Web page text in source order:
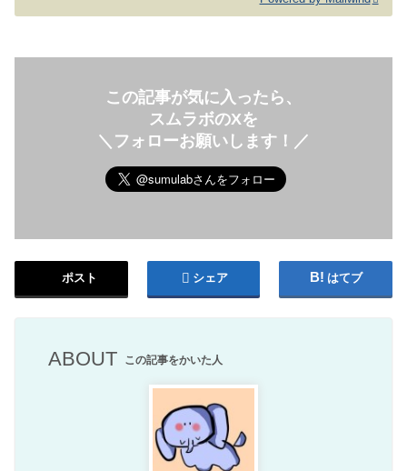
この記事が気に入ったら、
スムラボのXを
＼フォローお願いします！／
ポスト シェア はてブ
ABOUT この記事をかいた人